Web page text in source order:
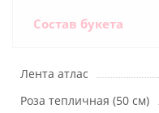
Состав букета
Лента атлас
Роза тепличная (50 см)